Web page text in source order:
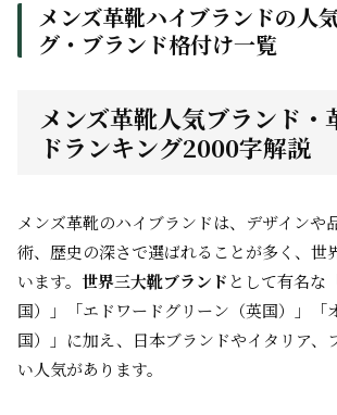
メンズ革靴ハイブランドの人
グ・ブランド格付け一覧
メンズ革靴人気ブランド・
ドランキング2000字解説
メンズ革靴のハイブランドは、デザインや
術、歴史の深さで選ばれることが多く、世
います。 世界三大靴ブランド として有名な
国）」「エドワードグリーン（英国）」「
国）」に加え、日本ブランドやイタリア、
い人気があります。